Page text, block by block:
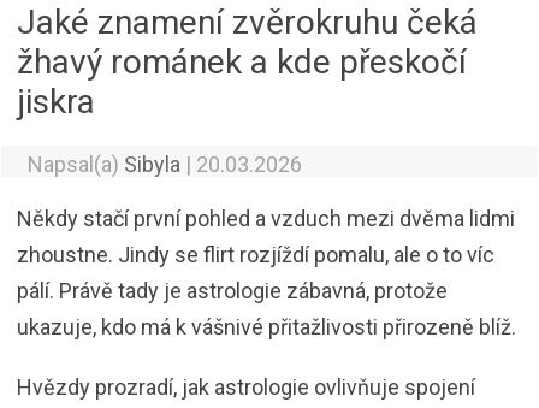
Jaké znamení zvěrokruhu čeká
žhavý románek a kde přeskočí
jiskra
Napsal(a) Sibyla | 20.03.2026
Někdy stačí první pohled a vzduch mezi dvěma lidmi
zhoustne. Jindy se flirt rozjíždí pomalu, ale o to víc
pálí. Právě tady je astrologie zábavná, protože
ukazuje, kdo má k vášnivé přitažlivosti přirozeně blíž.
Hvězdy prozradí, jak astrologie ovlivňuje spojení